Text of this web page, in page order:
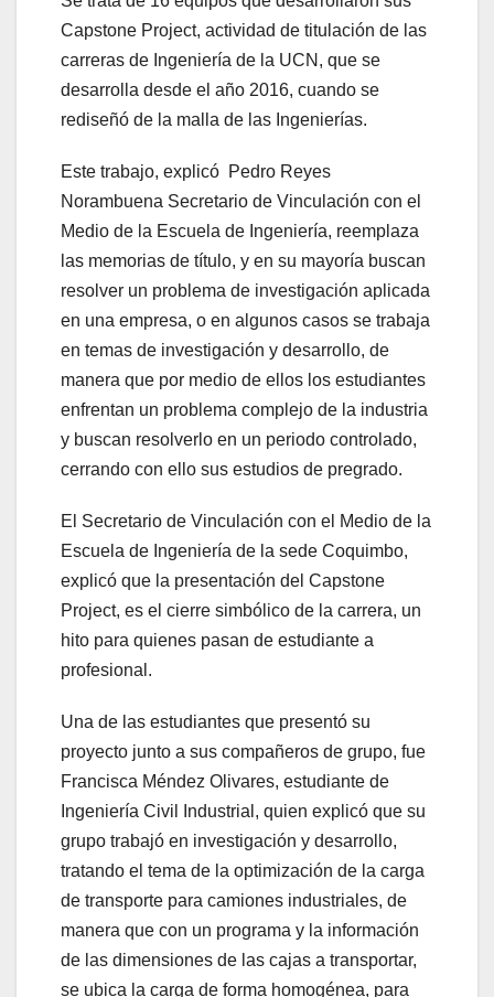
Capstone Project, actividad de titulación de las
carreras de Ingeniería de la UCN, que se
desarrolla desde el año 2016, cuando se
rediseñó de la malla de las Ingenierías.
Este trabajo, explicó Pedro Reyes
Norambuena Secretario de Vinculación con el
Medio de la Escuela de Ingeniería, reemplaza
las memorias de título, y en su mayoría buscan
resolver un problema de investigación aplicada
en una empresa, o en algunos casos se trabaja
en temas de investigación y desarrollo, de
manera que por medio de ellos los estudiantes
enfrentan un problema complejo de la industria
y buscan resolverlo en un periodo controlado,
cerrando con ello sus estudios de pregrado.
El Secretario de Vinculación con el Medio de la
Escuela de Ingeniería de la sede Coquimbo,
explicó que la presentación del Capstone
Project, es el cierre simbólico de la carrera, un
hito para quienes pasan de estudiante a
profesional.
Una de las estudiantes que presentó su
proyecto junto a sus compañeros de grupo, fue
Francisca Méndez Olivares, estudiante de
Ingeniería Civil Industrial, quien explicó que su
grupo trabajó en investigación y desarrollo,
tratando el tema de la optimización de la carga
de transporte para camiones industriales, de
manera que con un programa y la información
de las dimensiones de las cajas a transportar,
se ubica la carga de forma homogénea, para